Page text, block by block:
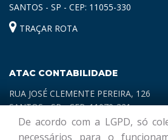
SANTOS - SP - CEP: 11055-330
TRAÇAR ROTA
ATAC CONTABILIDADE
RUA JOSÉ CLEMENTE PEREIRA, 126
SANTOS - SP - CEP: 11070-321
TRAÇAR ROTA
De acordo com a LGPD, só
necessários para o